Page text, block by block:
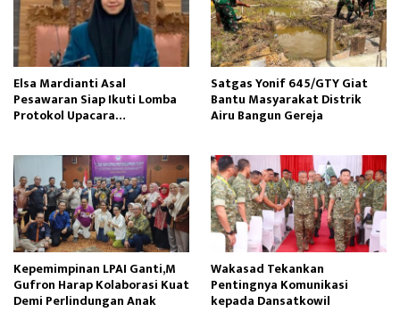
Elsa Mardianti Asal
Pesawaran Siap Ikuti Lomba
Protokol Upacara
Satgas Yonif 645/GTY Giat
Bantu Masyarakat Distrik
Airu Bangun Gereja ‎
Kepemimpinan LPAI Ganti,M
Gufron Harap Kolaborasi Kuat
Demi Perlindungan Anak
Wakasad Tekankan
Pentingnya Komunikasi
kepada Dansatkowil